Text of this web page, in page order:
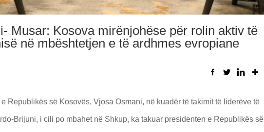
Musar: Kosova mirënjohëse për rolin aktiv të
në mbështetjen e të ardhmes evropiane
Republikës së Kosovës, Vjosa Osmani, në kuadër të takimit të liderëve të
Brijuni, i cili po mbahet në Shkup, ka takuar presidenten e Republikës së